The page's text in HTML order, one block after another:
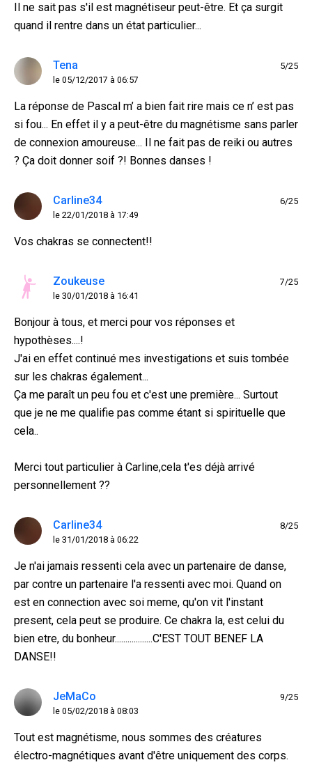
Il ne sait pas s'il est magnétiseur peut-être. Et ça surgit
quand il rentre dans un état particulier...
Tena
le 05/12/2017 à 06:57
5/25
La réponse de Pascal m’ a bien fait rire mais ce n’ est pas
si fou... En effet il y a peut-être du magnétisme sans parler
de connexion amoureuse... Il ne fait pas de reiki ou autres
? Ça doit donner soif ?! Bonnes danses !
Carline34
le 22/01/2018 à 17:49
6/25
Vos chakras se connectent!!
Zoukeuse
le 30/01/2018 à 16:41
7/25
Bonjour à tous, et merci pour vos réponses et
hypothèses....!
J'ai en effet continué mes investigations et suis tombée
sur les chakras également...
Ça me paraît un peu fou et c'est une première... Surtout
que je ne me qualifie pas comme étant si spirituelle que
cela..
Merci tout particulier à Carline,cela t'es déjà arrivé
personnellement ??
Carline34
le 31/01/2018 à 06:22
8/25
Je n'ai jamais ressenti cela avec un partenaire de danse,
par contre un partenaire l'a ressenti avec moi. Quand on
est en connection avec soi meme, qu'on vit l'instant
present, cela peut se produire. Ce chakra la, est celui du
bien etre, du bonheur..................C'EST TOUT BENEF LA
DANSE!!
JeMaCo
le 05/02/2018 à 08:03
9/25
Tout est magnétisme, nous sommes des créatures
électro-magnétiques avant d'être uniquement des corps.